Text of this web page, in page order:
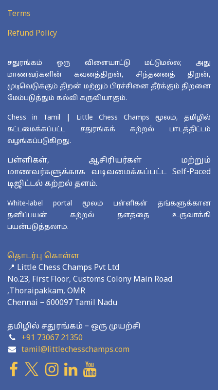
தொடர்பு கொள்ள
📍 Little Chess Champs Pvt Ltd
No.23, First Floor, Customs Colony Main Road
,Thoraipakkam, OMR
Chennai – 600097 Tamil Nadu
தமிழில் சதுரங்கம் – ஒரு முயற்சி
+91 73067 21350
tamil@littlechesschamps.com
Terms
Refund Policy
சதுரங்கம் ஒரு விளையாட்டு மட்டுமல்ல; அது
மாணவர்களின் கவனத்திறன், சிந்தனைத் திறன்,
முடிவெடுக்கும் திறன் மற்றும் பிரச்சினை தீர்க்கும் திறனை
மேம்படுத்தும் கல்வி கருவியாகும்.
Chess in Tamil | Little Chess Champs மூலம், தமிழில்
கட்டமைக்கப்பட்ட சதுரங்கக் கற்றல் பாடத்திட்டம்
வழங்கப்படுகிறது.
பள்ளிகள், ஆசிரியர்கள் மற்றும்
மாணவர்களுக்காக வடிவமைக்கப்பட்ட Self-Paced
டிஜிட்டல் கற்றல் தளம்.
White-label portal மூலம் பள்ளிகள் தங்களுக்கான
தனிப்பயன் கற்றல் தளத்தை உருவாக்கி
பயன்படுத்தலாம்.